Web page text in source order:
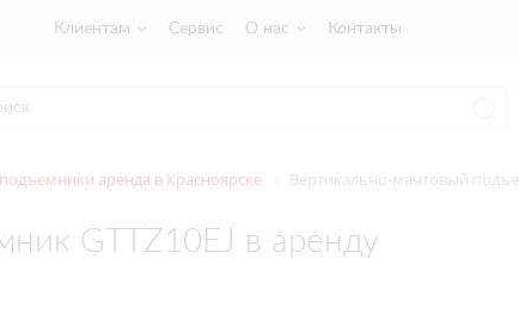
Клиентам Сервис О нас Контакты
аренда в Красноярске Вертикально-мачтовый
GTTZ10EJ в аренду